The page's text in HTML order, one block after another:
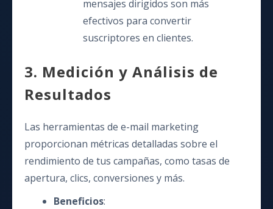
mensajes dirigidos son más
efectivos para convertir
suscriptores en clientes.
3. Medición y Análisis de
Resultados
Las herramientas de e-mail marketing
proporcionan métricas detalladas sobre el
rendimiento de tus campañas, como tasas de
apertura, clics, conversiones y más.
Beneficios: